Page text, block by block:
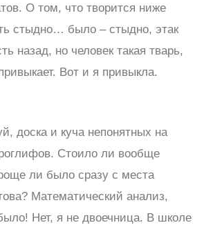
О том, что творится ниже
стыдно… было – стыдно, этак
назад, но человек такая тварь,
Вот и я привыкла.
доска и куча непонятных на
Стоило ли вообще
ли было сразу с места
Математический анализ,
Нет, я не двоечница. В школе